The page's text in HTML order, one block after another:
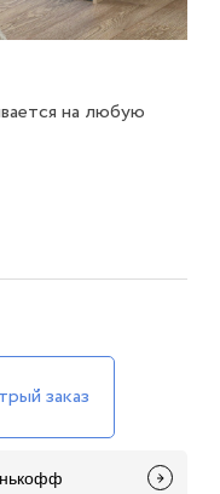
на любую
заказ